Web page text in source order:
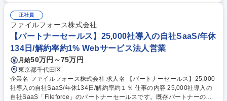
案件・進捗管理 ■過去失注顧客への再アプローチや一部アウトリーチ業務
【仕事の魅力】プロダクトの統合価値を伝え、飲食業界のDXを最前線で
支援できます。 募集職種 【フィールドセールス】シリーズB累計74億円
調達／業界のDX支援
正社員
ファイルフォース株式会社
【パートナーセールス】25,000社導入の自社SaaS/年休
134日/解約率約1% Webサービス法人営業
月給50万円～75万円
東京都千代田区
企業名 ファイルフォース株式会社 求人名 【パートナーセールス】25,000
社導入の自社SaaS/年休134日/解約率約１％ 仕事の内容 25,000社導入の
自社SaaS「Fileforce」のパートナーセールスです。既存パートナーの活